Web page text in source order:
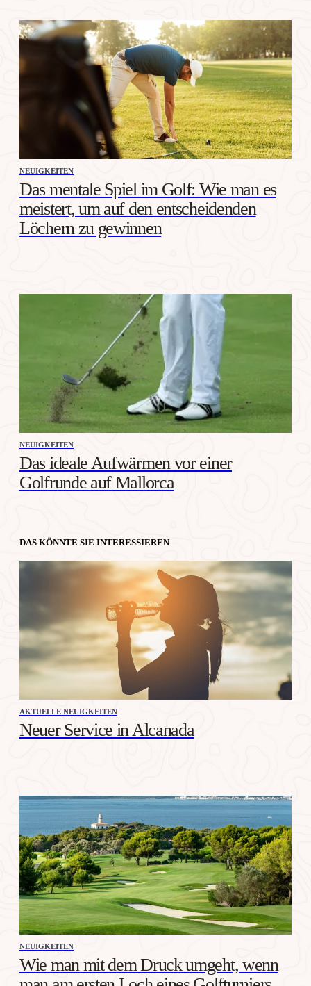
NEUIGKEITEN
Das mentale Spiel im Golf: Wie man es
meistert, um auf den entscheidenden
Löchern zu gewinnen
NEUIGKEITEN
Das ideale Aufwärmen vor einer
Golfrunde auf Mallorca
DAS KÖNNTE SIE INTERESSIEREN
AKTUELLE NEUIGKEITEN
Neuer Service in Alcanada
NEUIGKEITEN
Wie man mit dem Druck umgeht, wenn